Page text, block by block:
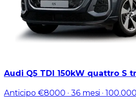
Audi Q5 TDI 150kW quattro S
Anticipo €8000 · 36 mesi · 100.000